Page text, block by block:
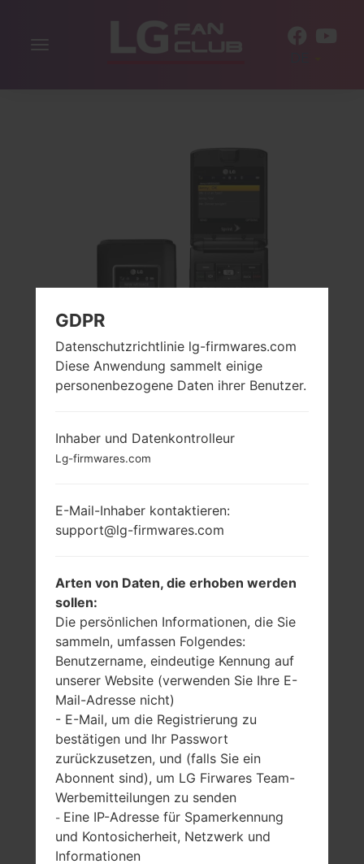
Navigation
LG LX600 (LGLX600)
AUS DER LG LOTUS-
2.4 in (Primary), 1.3
in (Secondary)
240 x 320 Pixel
(~167 Dichte der
Pixel pro Zoll)
(Primary), 128 x 160
Pixel (Secondary)
105 gramm (3.70
unzen)
entfernbar Li-Ion
900 mAh
-
GDPR
Datenschutzrichtlinie lg-firmwares.com
Diese Anwendung sammelt einige
personenbezogene Daten ihrer Benutzer.
Inhaber und Datenkontrolleur
Lg-firmwares.com
E-Mail-Inhaber kontaktieren:
support@lg-firmwares.com
Arten von Daten, die erhoben werden
sollen:
Die persönlichen Informationen, die Sie
sammeln, umfassen Folgendes:
Benutzername, eindeutige Kennung auf
unserer Website (verwenden Sie Ihre E-
Mail-Adresse nicht)
- E-Mail, um die Registrierung zu
bestätigen und Ihr Passwort
zurückzusetzen, und (falls Sie ein
Abonnent sind), um LG Firwares Team-
Werbemitteilungen zu senden
- Eine IP-Adresse für Spamerkennung
und Kontosicherheit, Netzwerk und
Informationen